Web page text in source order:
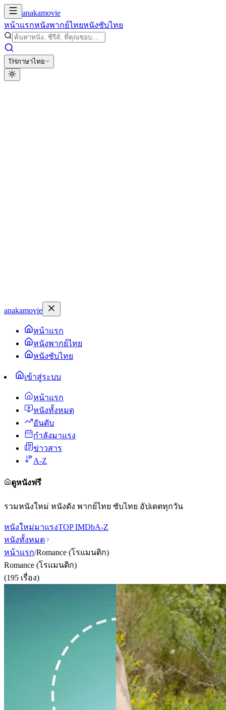
anakamovie
หน้าแรกหนังพากย์ไทยหนังซับไทย
THภาษาไทย
anakamovie
หน้าแรก
หนังพากย์ไทย
หนังซับไทย
เข้าสู่ระบบ
หน้าแรก
หนังทั้งหมด
อันดับ
กำลังมาแรง
ข่าวสาร
A-Z
ดูหนังฟรี
รวมหนังใหม่ หนังดัง พากย์ไทย ซับไทย อัปเดตทุกวัน
หนังใหม่มาแรงTOP IMDbA-Z
หนังทั้งหมด
หน้าแรก/Romance (โรแมนติก)
Romance (โรแมนติก)
(195 เรื่อง)